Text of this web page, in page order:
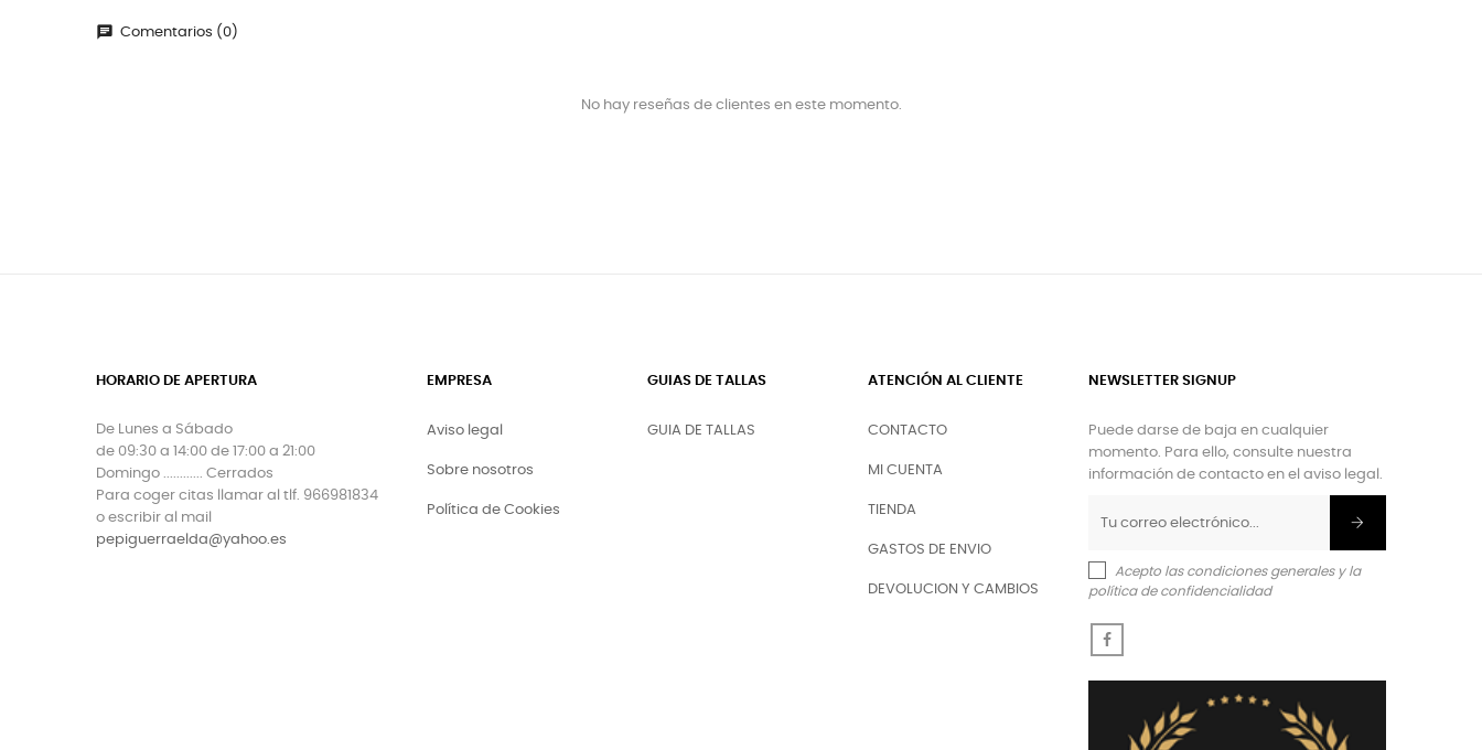
chat Comentarios (0)
No hay reseñas de clientes en este momento.
HORARIO DE APERTURA
De Lunes a Sábado
de 09:30 a 14:00 de 17:00 a 21:00
Domingo ............ Cerrados
Para coger citas llamar al tlf. 966981834
o escribir al mail
pepiguerraelda@yahoo.es
EMPRESA
Aviso legal
Sobre nosotros
Política de Cookies
GUIAS DE TALLAS
GUIA DE TALLAS
ATENCIÓN AL CLIENTE
CONTACTO
MI CUENTA
TIENDA
GASTOS DE ENVIO
DEVOLUCION Y CAMBIOS
NEWSLETTER SIGNUP
Puede darse de baja en cualquier
momento. Para ello, consulte nuestra
información de contacto en el aviso legal.
Acepto las condiciones generales y la
política de confidencialidad